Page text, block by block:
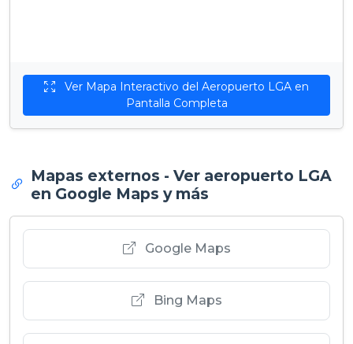
Pantalla Completa
Mapas externos - Ver aeropuerto LGA
en Google Maps y más
Google Maps
Bing Maps